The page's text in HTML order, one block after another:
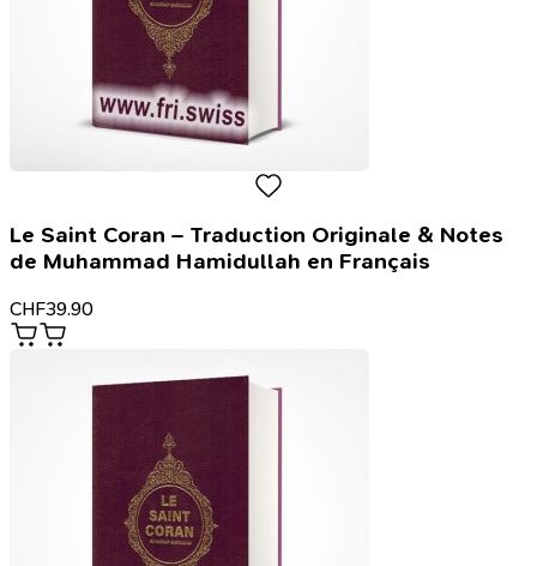
Le Saint Coran – Traduction Originale & Notes
de Muhammad Hamidullah en Français
CHF39.90